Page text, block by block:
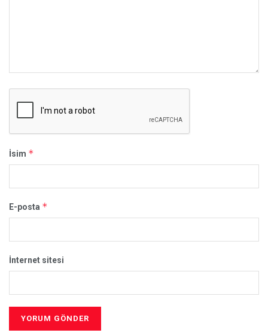
İsim *
E-posta *
İnternet sitesi